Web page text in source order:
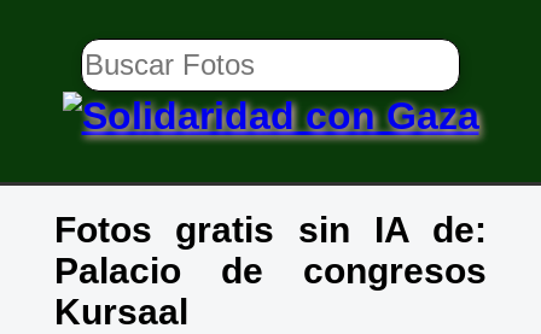
Fotos gratis sin IA de:
Palacio de congresos
Kursaal